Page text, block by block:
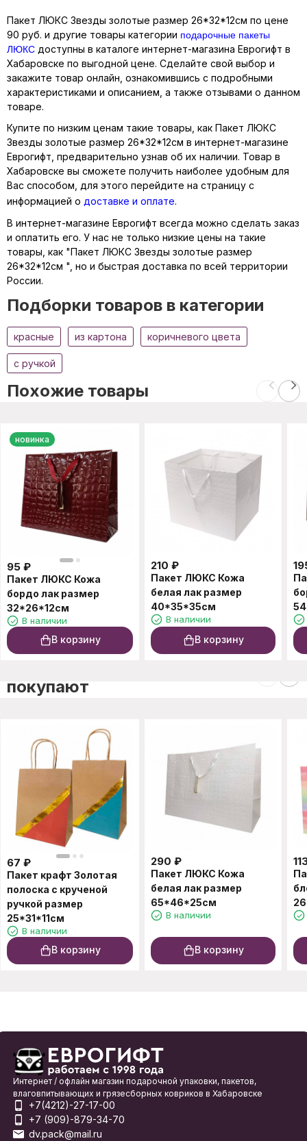
Пакет ЛЮКС Звезды золотые размер 26*32*12см по цене
90 руб. и другие товары категории подарочные пакеты
ЛЮКС доступны в каталоге интернет-магазина Еврогифт в
Хабаровске по выгодной цене. Сделайте свой выбор и
закажите товар онлайн, ознакомившись с подробными
характеристиками и описанием, а также отзывами о данном
товаре.
Купите по низким ценам такие товары, как Пакет ЛЮКС
Звезды золотые размер 26*32*12см в интернет-магазине
Еврогифт, предварительно узнав об их наличии. Товар в
Хабаровске вы сможете получить наиболее удобным для
Вас способом, для этого перейдите на страницу с
информацией о доставке и оплате.
В интернет-магазине Еврогифт всегда можно сделать заказ
и оплатить его. У нас не только низкие цены на такие
товары, как "Пакет ЛЮКС Звезды золотые размер
26*32*12см ", но и быстрая доставка по всей территории
России.
Подборки товаров в категории
красные из картона коричневого цвета
с ручкой
Похожие товары
новинка
95 ₽
Пакет ЛЮКС Кожа
бордо лак размер
32*26*12см
В наличии
В корзину
210 ₽
Пакет ЛЮКС Кожа
белая лак размер
40*35*35см
В наличии
В корзину
покупают
67 ₽
Пакет крафт Золотая
полоска с крученой
ручкой размер
25*31*11см
В наличии
В корзину
290 ₽
Пакет ЛЮКС Кожа
белая лак размер
65*46*25см
В наличии
В корзину
Интернет / офлайн магазин подарочной упаковки, пакетов,
влаговпитывающих и грязесборных ковриков в Хабаровске
+7(4212)-27-17-00
+7 (909)-879-34-70
dv.pack@mail.ru